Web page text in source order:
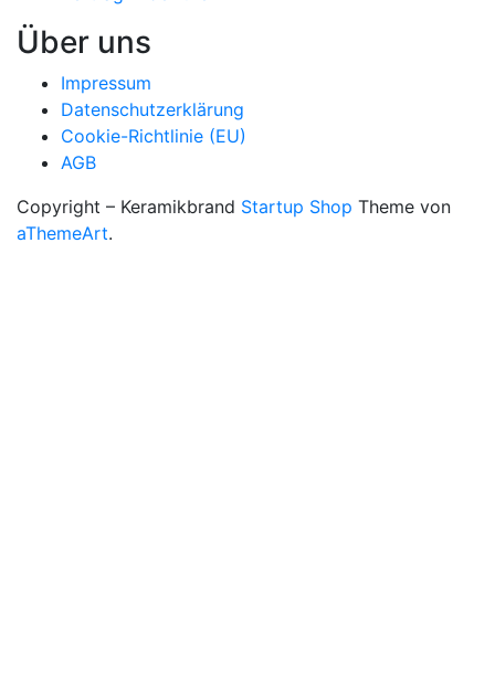
Über uns
Impressum
Datenschutzerklärung
Cookie-Richtlinie (EU)
AGB
Copyright – Keramikbrand Startup Shop Theme von
aThemeArt.